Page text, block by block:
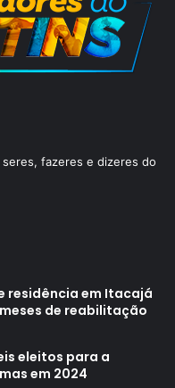
fazeres e dizeres do
residência em Itacajá
de reabilitação
eleitos para a
em 2024